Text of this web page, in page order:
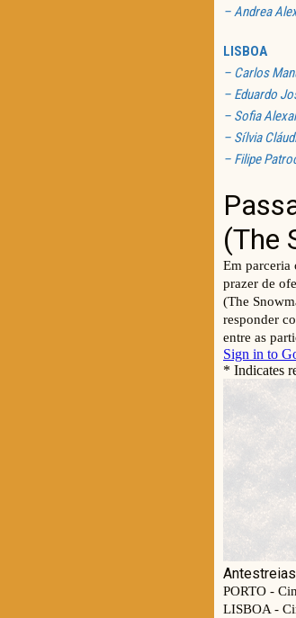
– Andrea
LISBOA
– Carlos
– Eduardo
– Sofia
– Sílvia
– Filipe